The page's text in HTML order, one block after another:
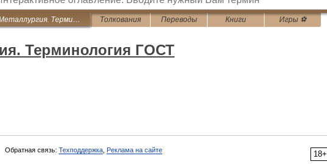
Металлургия. Терминология ГОСТ Толкования Переводы Книги Игры ⚽
Терминология ГОСТ
18+
Обратная связь: Техподдержка Реклама на сайте